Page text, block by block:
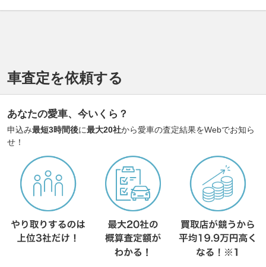
車査定を依頼する
あなたの愛車、今いくら？
申込み最短3時間後に最大20社から愛車の査定結果をWebでお知ら
せ！